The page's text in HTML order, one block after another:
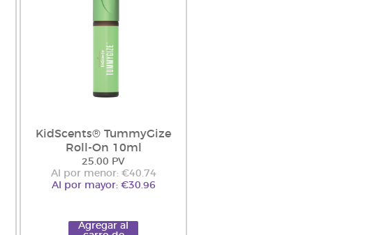
KidScents® TummyGize
Roll-On 10ml
25.00 PV
Al por menor: €40.74
Al por mayor: €30.96
Agregar al